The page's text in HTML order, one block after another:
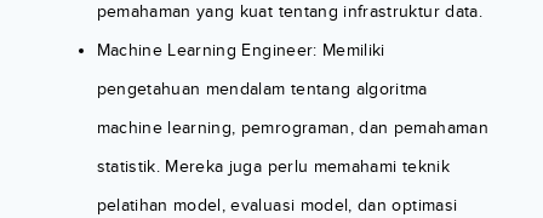
pemahaman yang kuat tentang infrastruktur data.
Machine Learning Engineer: Memiliki
pengetahuan mendalam tentang algoritma
machine learning, pemrograman, dan pemahaman
statistik. Mereka juga perlu memahami teknik
pelatihan model, evaluasi model, dan optimasi